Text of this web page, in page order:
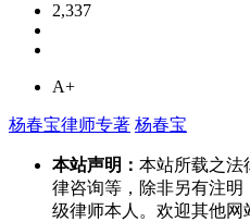
2,337
A+
杨春宝律师专著 杨春宝
本站声明： 本站所载之法
律咨询等，除非另有注
级律师本人。欢迎其他